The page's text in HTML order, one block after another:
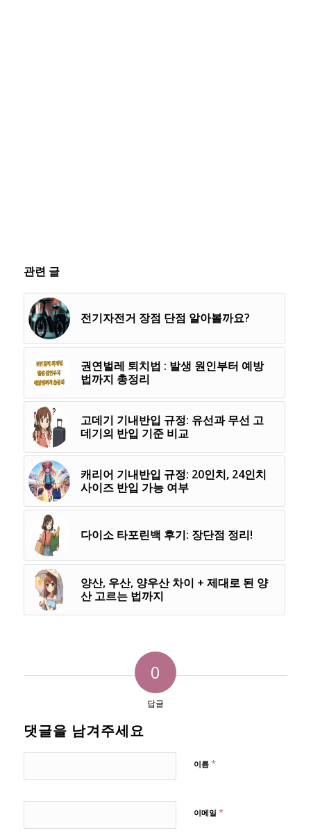
관련 글
전기자전거 장점 단점 알아볼까요?
권연벌레 퇴치법 : 발생 원인부터 예방
법까지 총정리
고데기 기내반입 규정: 유선과 무선 고
데기의 반입 기준 비교
캐리어 기내반입 규정: 20인치, 24인치
사이즈 반입 가능 여부
다이소 타포린백 후기: 장단점 정리!
양산, 우산, 양우산 차이 + 제대로 된 양
산 고르는 법까지
0
답글
댓글을 남겨주세요
이름 *
이메일 *